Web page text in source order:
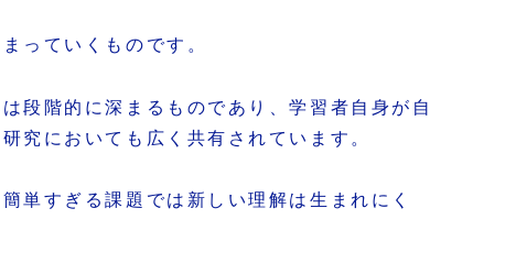
っていくものです。
段階的に深まるものであり、学習者自身が自
究においても広く共有されています。
単すぎる課題では新しい理解は生まれにく